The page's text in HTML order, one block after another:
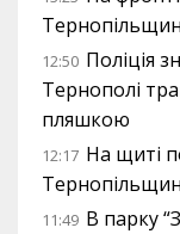
12:50 Поліція
Тернополі
пляшкою
12:17 На щиті
11:49 В парку